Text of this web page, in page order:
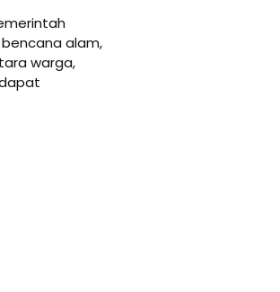
alam,
warga,